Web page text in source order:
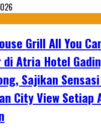
Grill All You
di Atria Hotel
Sajikan
City View Setiap